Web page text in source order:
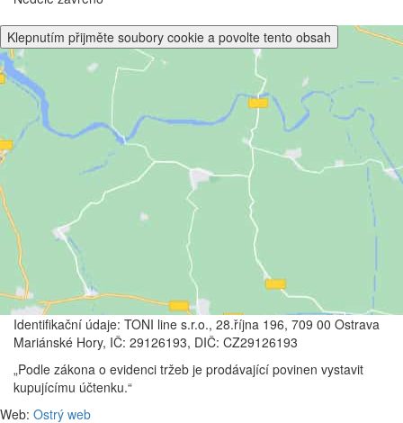
Klepnutím přijměte soubory cookie a povolte tento obsah
Identifikační údaje: TONI line s.r.o., 28.října 196, 709 00 Ostrava
Mariánské Hory, IČ: 29126193, DIČ: CZ29126193
„Podle zákona o evidenci tržeb je prodávající povinen vystavit
kupujícímu účtenku.“
Web: Ostrý web